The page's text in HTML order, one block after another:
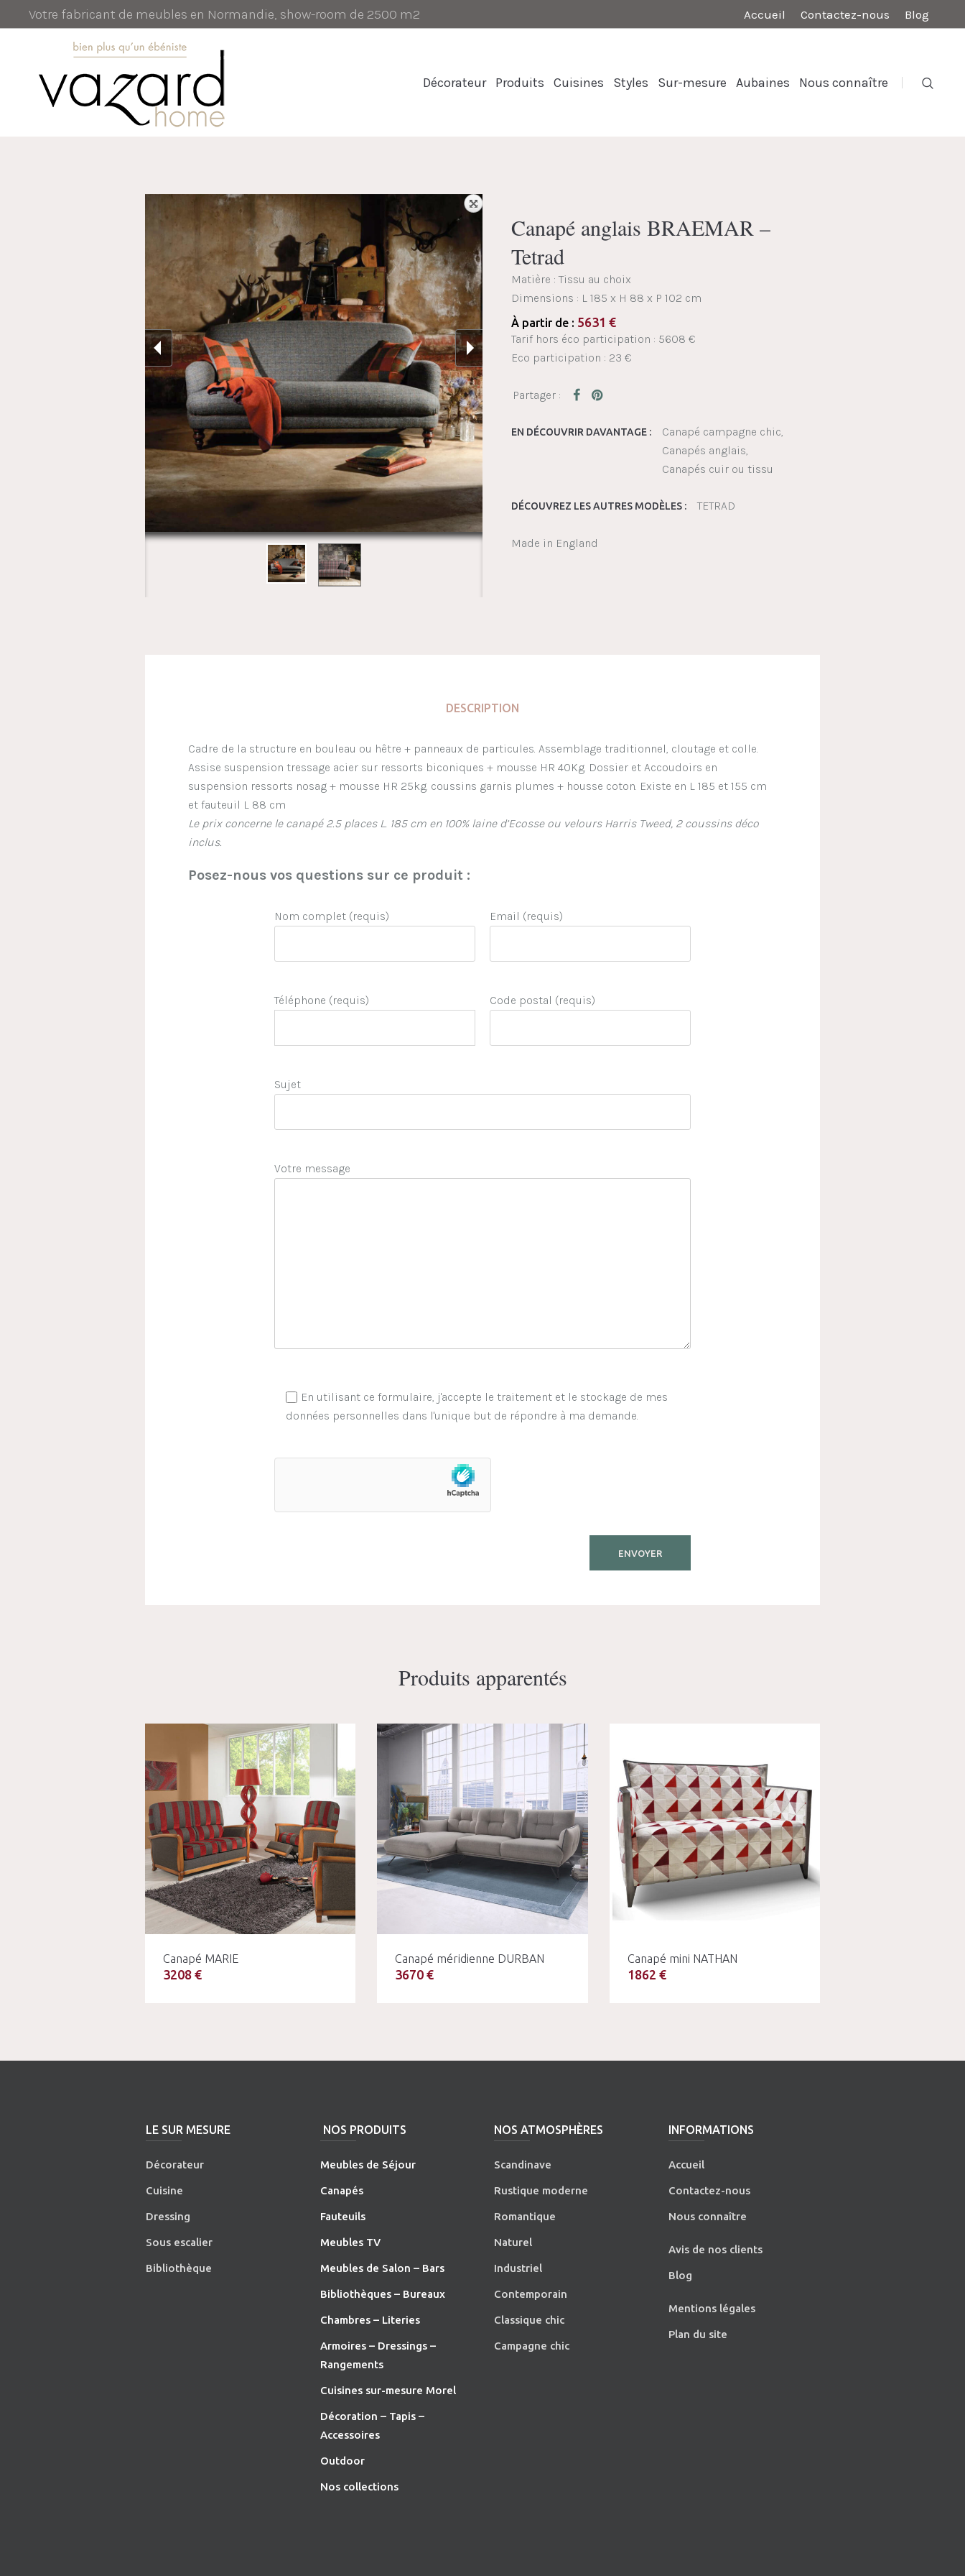
Accueil Contactez-nous Blog
Votre fabricant de meubles en Normandie, show-room de 2500 m2
Décorateur Produits Cuisines Styles Sur-mesure Aubaines Nous connaître
Canapé anglais BRAEMAR –
Tetrad
Matière : Tissu au choix
Dimensions : L 185 x H 88 x P 102 cm
À partir de : 5631 €
Tarif hors éco participation : 5608 €
Eco participation : 23 €
EN DÉCOUVRIR DAVANTAGE :
Canapé campagne chic
Canapés anglais
Canapés cuir ou tissu
DÉCOUVREZ LES AUTRES MODÈLES : TETRAD
Made in England
DESCRIPTION
Cadre de la structure en bouleau ou hêtre + panneaux de particules. Assemblage traditionnel, cloutage et colle.
Assise suspension tressage acier sur ressorts biconiques + mousse HR 40Kg. Dossier et Accoudoirs en
suspension ressorts nosag + mousse HR 25kg. coussins garnis plumes + housse coton. Existe en L 185 et 155 cm
et fauteuil L 88 cm
Le prix concerne le canapé 2.5 places L. 185 cm en 100% laine d’Ecosse ou velours Harris Tweed, 2 coussins déco
inclus.
Posez-nous vos questions sur ce produit :
Nom complet (requis) Email (requis)
Téléphone (requis) Code postal (requis)
Sujet
Votre message
En utilisant ce formulaire, j'accepte le traitement et le stockage de mes
données personnelles dans l'unique but de répondre à ma demande.
Produits apparentés
Canapé MARIE
3208 €
Canapé méridienne DURBAN
3670 €
Canapé mini NATHAN
1862 €
LE SUR MESURE
Décorateur
Cuisine
Dressing
Sous escalier
Bibliothèque
NOS PRODUITS
Meubles de Séjour
Canapés
Fauteuils
Meubles TV
Meubles de Salon – Bars
Bibliothèques – Bureaux
Chambres – Literies
Armoires – Dressings –
Rangements
Cuisines sur-mesure Morel
Décoration – Tapis –
Accessoires
Outdoor
Nos collections
NOS ATMOSPHÈRES
Scandinave
Rustique moderne
Romantique
Naturel
Industriel
Contemporain
Classique chic
Campagne chic
INFORMATIONS
Accueil
Contactez-nous
Nous connaître
Avis de nos clients
Blog
Mentions légales
Plan du site